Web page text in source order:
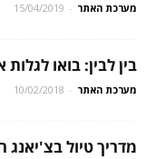
מערכת האתר -
15/04/2019
בין לבין: בואו לגלות
מערכת האתר -
10/02/2018
מדריך טיול בצ'יאנג